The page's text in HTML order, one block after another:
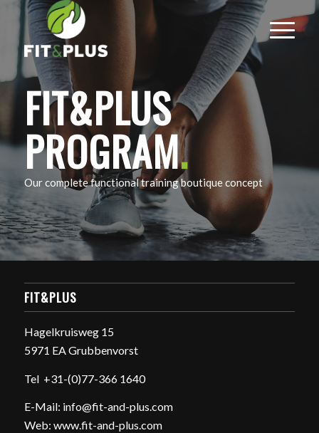
FIT&PLUS
PROGRAM.
Our complete functional training boutique concept
FIT&PLUS
Hagelkruisweg 15
5971 EA Grubbenvorst
Tel +31-(0)77-366 1640
E-Mail: info@fit-and-plus.com
Web: www.fit-and-plus.com